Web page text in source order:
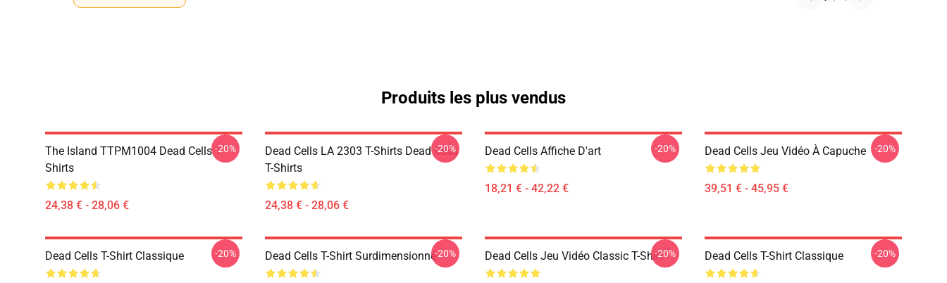
Produits les plus vendus
The Island TTPM1004 Dead Cells T-
Shirts
24,38 € - 28,06 €
-20%
Dead Cells LA 2303 T-Shirts Dead Cells
T-Shirts
24,38 € - 28,06 €
-20% Dead Cells Affiche D'art
18,21 € - 42,22 €
-20% Dead Cells Jeu Vidéo À Capuche
39,51 € - 45,95 €
-20%
Dead Cells T-Shirt Classique -20% Dead Cells T-Shirt Surdimensionné-20% Dead Cells Jeu Vidéo Classic T-Shirt-20% Dead Cells T-Shirt Classique -20%